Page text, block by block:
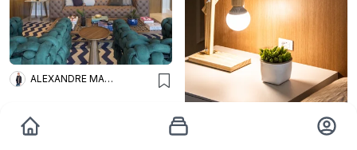
ALEXANDRE MAGNO ARQUITETURA